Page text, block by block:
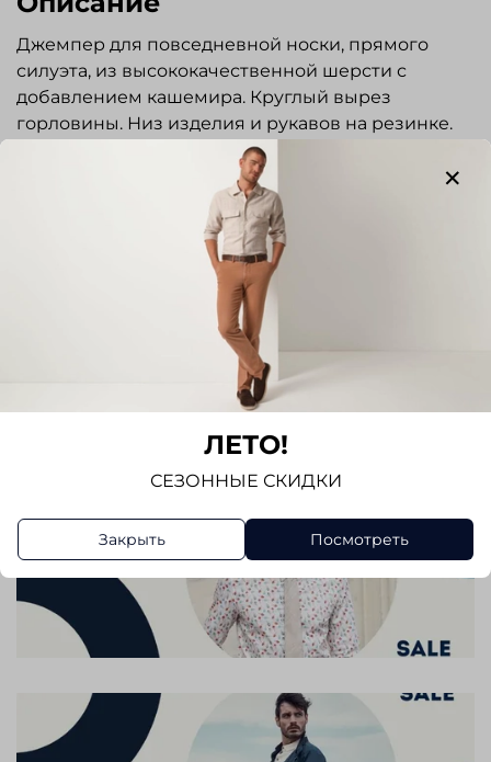
Джемпер для повседневной носки, прямого
силуэта, из высококачественной шерсти с
добавлением кашемира. Круглый вырез
горловины. Низ изделия и рукавов на резинке.
Универсальная вещь в мужском гардеробе,
прекрасно сочетается как с классическими
брюками, так и с джинсами.
Отзывов еще никто не оставлял
ЛЕТО!
СЕЗОННЫЕ СКИДКИ
Закрыть Посмотреть